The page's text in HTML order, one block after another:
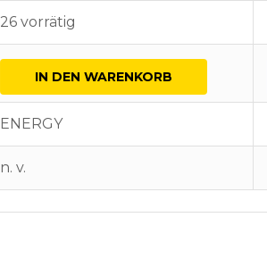
26 vorrätig
IN DEN WARENKORB
ENERGY
n. v.